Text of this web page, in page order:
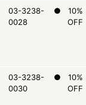
03-3238-
0028
●
10%
OFF
03-3238-
0030
●
10%
OFF